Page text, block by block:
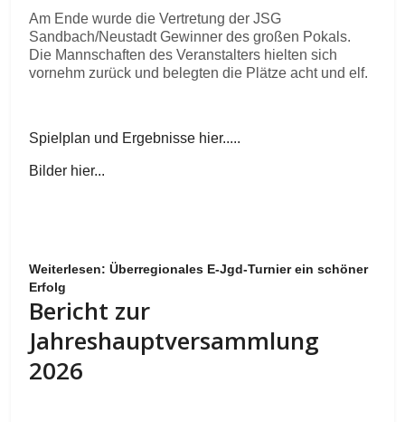
Am Ende wurde die Vertretung der JSG
Sandbach/Neustadt Gewinner des großen Pokals.
Die Mannschaften des Veranstalters hielten sich
vornehm zurück und belegten die Plätze acht und elf.
Spielplan und Ergebnisse hier.....
Bilder hier...
Weiterlesen: Überregionales E-Jgd-Turnier ein schöner
Erfolg
Bericht zur
Jahreshauptversammlung
2026